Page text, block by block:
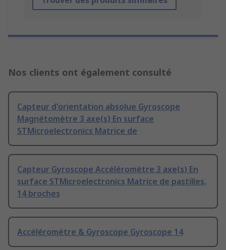
Nos clients ont également consulté
Capteur d'orientation absolue Gyroscope
Magnétomètre 3 axe(s) En surface
STMicroelectronics Matrice de
Capteur Gyroscope Accéléromètre 3 axe(s) En
surface STMicroelectronics Matrice de pastilles,
14 broches
Accéléromètre & Gyroscope Gyroscope 14